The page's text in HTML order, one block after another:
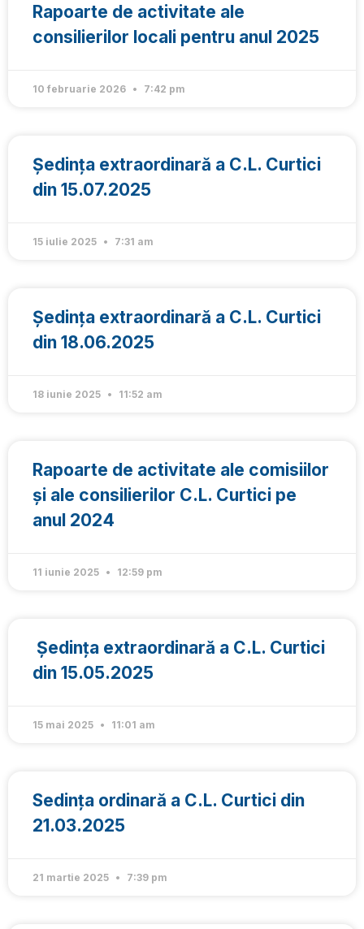
Rapoarte de activitate ale
consilierilor locali pentru anul 2025
10 februarie 2026 7:42 pm
Ședința extraordinară a C.L. Curtici
din 15.07.2025
15 iulie 2025 7:31 am
Ședința extraordinară a C.L. Curtici
din 18.06.2025
18 iunie 2025 11:52 am
Rapoarte de activitate ale comisiilor
și ale consilierilor C.L. Curtici pe
anul 2024
11 iunie 2025 12:59 pm
Ședința extraordinară a C.L. Curtici
din 15.05.2025
15 mai 2025 11:01 am
Sedința ordinară a C.L. Curtici din
21.03.2025
21 martie 2025 7:39 pm